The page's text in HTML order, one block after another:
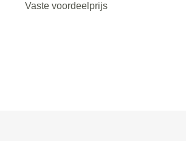
Vaste voordeelprijs